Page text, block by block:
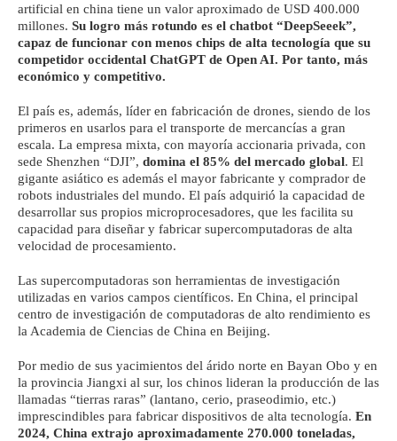
artificial en china tiene un valor aproximado de USD 400.000
millones. Su logro más rotundo es el chatbot “DeepSeeek”,
capaz de funcionar con menos chips de alta tecnología que su
competidor occidental ChatGPT de Open AI. Por tanto, más
económico y competitivo.
El país es, además, líder en fabricación de drones, siendo de los
primeros en usarlos para el transporte de mercancías a gran
escala. La empresa mixta, con mayoría accionaria privada, con
sede Shenzhen “DJI”, domina el 85% del mercado global. El
gigante asiático es además el mayor fabricante y comprador de
robots industriales del mundo. El país adquirió la capacidad de
desarrollar sus propios microprocesadores, que les facilita su
capacidad para diseñar y fabricar supercomputadoras de alta
velocidad de procesamiento.
Las supercomputadoras son herramientas de investigación
utilizadas en varios campos científicos. En China, el principal
centro de investigación de computadoras de alto rendimiento es
la Academia de Ciencias de China en Beijing.
Por medio de sus yacimientos del árido norte en Bayan Obo y en
la provincia Jiangxi al sur, los chinos lideran la producción de las
llamadas “tierras raras” (lantano, cerio, praseodimio, etc.)
imprescindibles para fabricar dispositivos de alta tecnología. En
2024, China extrajo aproximadamente 270.000 toneladas,